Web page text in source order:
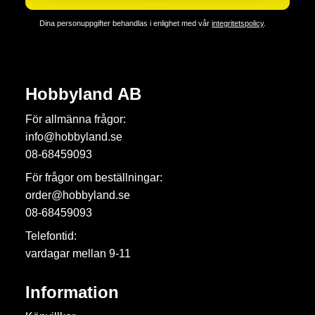
Dina personuppgifter behandlas i enlighet med vår integritetspolicy.
Hobbyland AB
För allmänna frågor:
info@hobbyland.se
08-68459093
För frågor om beställningar:
order@hobbyland.se
08-68459093
Telefontid:
vardagar mellan 9-11
Information